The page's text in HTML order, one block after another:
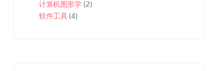
计算机图形学 (2)
软件工具(4)